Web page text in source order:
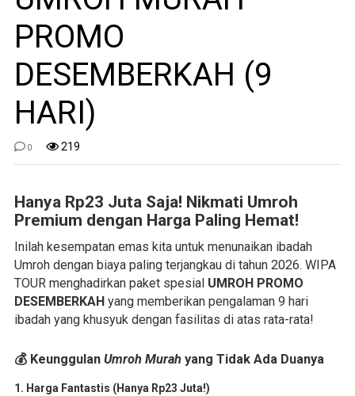
PROMO
DESEMBERKAH (9
HARI)
0 219
Hanya Rp23 Juta Saja! Nikmati Umroh
Premium dengan Harga Paling Hemat!
Inilah kesempatan emas kita untuk menunaikan ibadah
Umroh dengan biaya paling terjangkau di tahun 2026. WIPA
TOUR menghadirkan paket spesial UMROH PROMO
DESEMBERKAHyang memberikan pengalaman 9 hari
ibadah yang khusyuk dengan fasilitas di atas rata-rata!
💰 Keunggulan Umroh Murahyang Tidak Ada Duanya
1. Harga Fantastis (Hanya Rp23 Juta!)